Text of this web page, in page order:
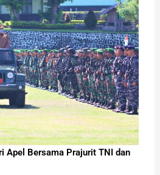
Apel Bersama Prajurit TNI dan